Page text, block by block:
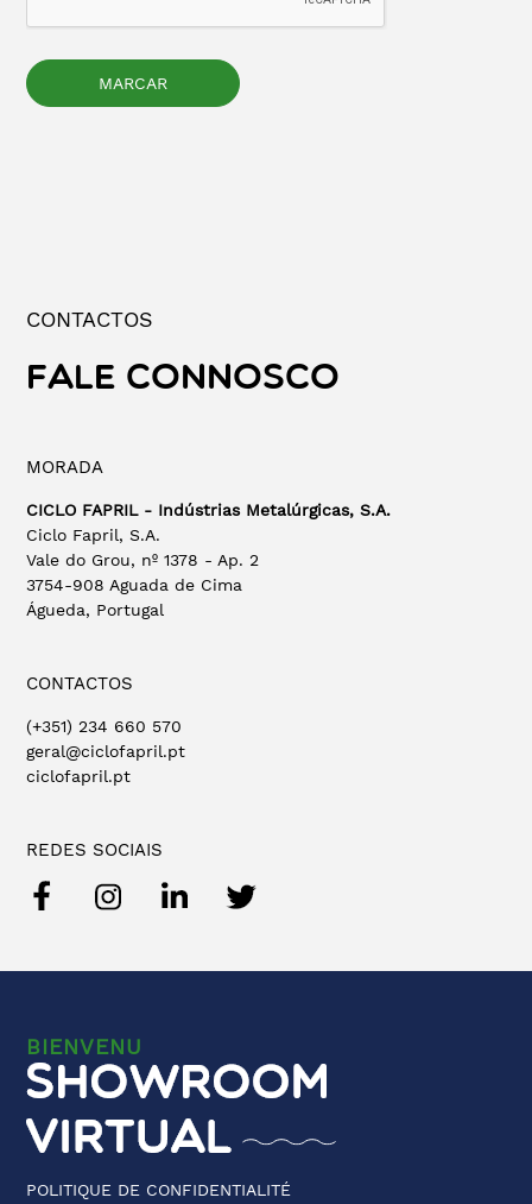
CONTACTOS
FALE CONNOSCO
MORADA
CICLO FAPRIL - Indústrias Metalúrgicas, S.A.
Ciclo Fapril, S.A.
Vale do Grou, nº 1378 - Ap. 2
3754-908 Aguada de Cima
Águeda, Portugal
CONTACTOS
(+351) 234 660 570
geral@ciclofapril.pt
ciclofapril.pt
REDES SOCIAIS
BIENVENU
POLITIQUE DE CONFIDENTIALITÉ